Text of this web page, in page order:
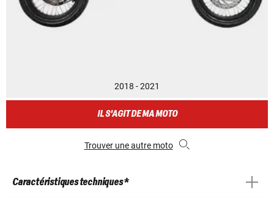
2018 - 2021
IL S'AGIT DE MA MOTO
Trouver une autre moto
Caractéristiques techniques *